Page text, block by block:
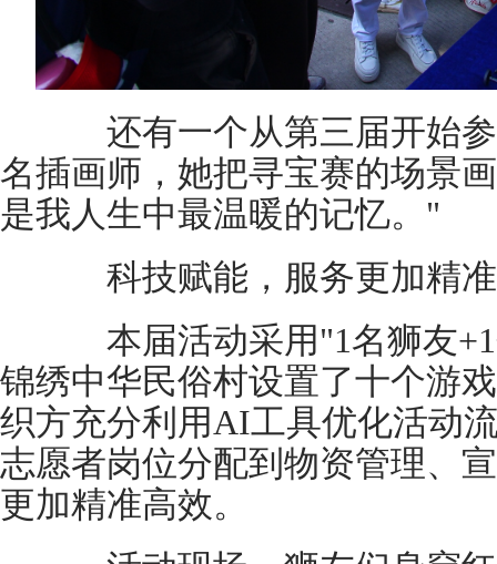
还有一个从第三届开始参
名插画师，她把寻宝赛的场景
是我人生中最温暖的记忆。"
科技赋能，服务更加精准
本届活动采用"1名狮友+1
锦绣中华民俗村设置了十个游
织方充分利用AI工具优化活动
志愿者岗位分配到物资管理、
更加精准高效。